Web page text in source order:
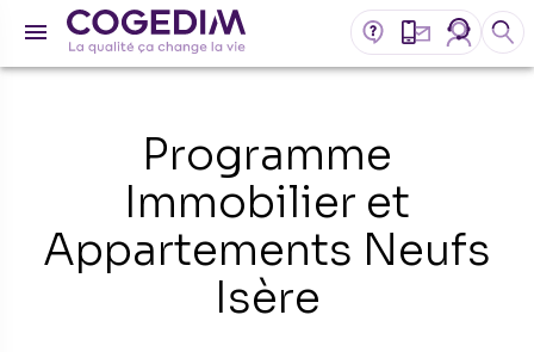
Programme
Immobilier et
Appartements Neufs
Isère